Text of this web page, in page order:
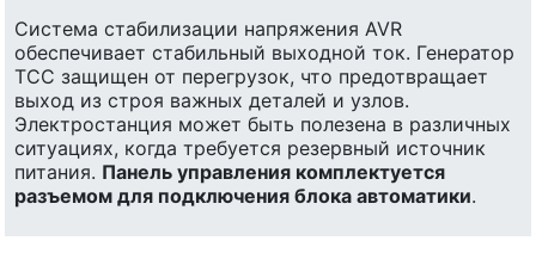
Система стабилизации напряжения AVR
обеспечивает стабильный выходной ток. Генератор
ТСС защищен от перегрузок, что предотвращает
выход из строя важных деталей и узлов.
Электростанция может быть полезена в различных
ситуациях, когда требуется резервный источник
питания. Панель управления комплектуется
разъемом для подключения блока автоматики.